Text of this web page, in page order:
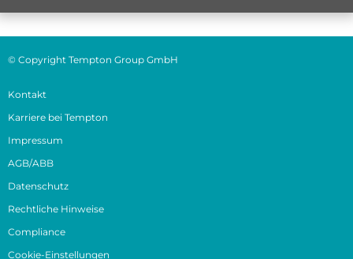
© Copyright Tempton Group GmbH
Kontakt
Karriere bei Tempton
Impressum
AGB/ABB
Datenschutz
Rechtliche Hinweise
Compliance
Cookie-Einstellungen